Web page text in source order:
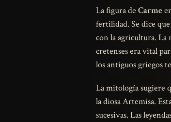
La figura de Carme
fertilidad. Se dice
con la agricultura. La
cretenses era vital
los antiguos griegos
La mitología sugiere
la diosa Artemisa.
sucesivas. Las